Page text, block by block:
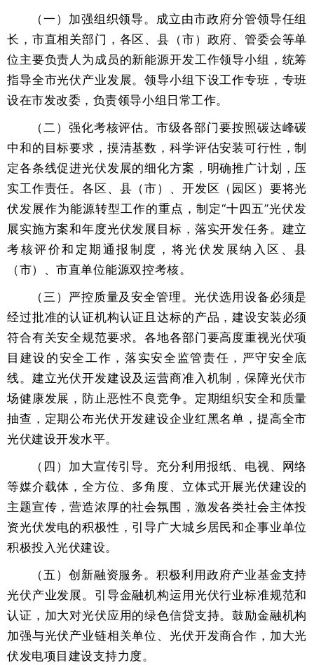
（一）加强组织领导。成立由市政府分管领导任组
长，市直相关部门，各区、县（市）政府、管委会等单
位主要负责人为成员的新能源开发工作领导小组，统筹
指导全市光伏产业发展。领导小组下设工作专班，专班
设在市发改委，负责领导小组日常工作。
（二）强化考核评估。市级各部门要按照碳达峰碳
中和的目标要求，摸清基数，科学评估安装可行性，制
定各条线促进光伏发展的细化方案，明确推广计划，压
实工作责任。各区、县（市）、开发区（园区）要将光
伏发展作为能源转型工作的重点，制定“十四五”光伏发
展实施方案和年度光伏发展目标，落实开发任务。建立
考核评价和定期通报制度，将光伏发展纳入区、县
（市）、市直单位能源双控考核。
（三）严控质量及安全管理。光伏选用设备必须是
经过批准的认证机构认证且达标的产品，建设安装必须
符合有关安全规范要求。各地各部门要高度重视光伏项
目建设的安全工作，落实安全监管责任，严守安全底
线。建立光伏开发建设及运营商准入机制，保障光伏市
场健康发展，防止恶性不良竞争。定期组织安全和质量
抽查，定期公布光伏开发建设企业红黑名单，提高全市
光伏建设开发水平。
（四）加大宣传引导。充分利用报纸、电视、网络
等媒介载体，全方位、多角度、立体式开展光伏建设的
主题宣传，营造浓厚的社会氛围，激发各类社会主体投
资光伏发电的积极性，引导广大城乡居民和企事业单位
积极投入光伏建设。
（五）创新融资服务。积极利用政府产业基金支持
光伏产业发展。引导金融机构运用光伏行业标准规范和
认证，加大对光伏应用的绿色信贷支持。鼓励金融机构
加强与光伏产业链相关单位、光伏开发商合作，加大光
伏发电项目建设支持力度。